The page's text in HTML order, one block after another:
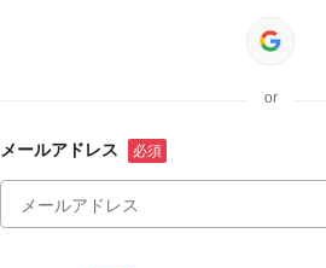
or
メールアドレス